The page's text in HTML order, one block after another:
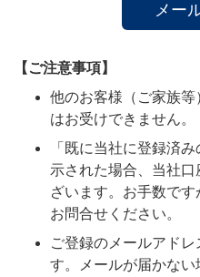
【ご注意事項】
他のお客様（ご家族
はお受けできません。
「既に当社に登録済
示された場合、当社
ざいます。お手数で
お問合せください。
ご登録のメールアド
す。メールが届かな